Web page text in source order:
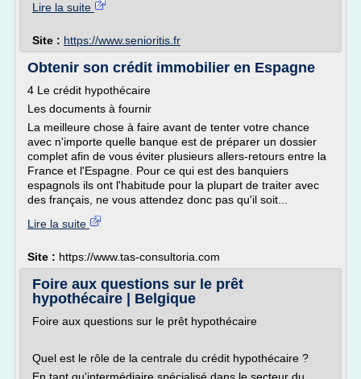
Lire la suite
Site : https://www.senioritis.fr
Obtenir son crédit immobilier en Espagne
4 Le crédit hypothécaire
Les documents à fournir
La meilleure chose à faire avant de tenter votre chance
avec n'importe quelle banque est de préparer un dossier
complet afin de vous éviter plusieurs allers-retours entre la
France et l'Espagne. Pour ce qui est des banquiers
espagnols ils ont l'habitude pour la plupart de traiter avec
des français, ne vous attendez donc pas qu'il soit...
Lire la suite
Site : https://www.tas-consultoria.com
Foire aux questions sur le prêt
hypothécaire | Belgique
Foire aux questions sur le prêt hypothécaire
Quel est le rôle de la centrale du crédit hypothécaire ?